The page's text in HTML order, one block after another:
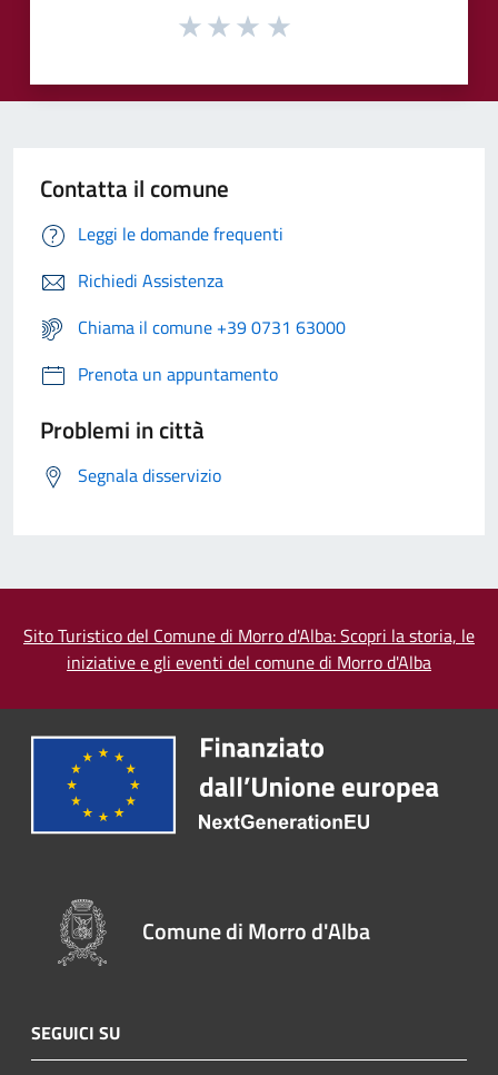
Contatta il comune
Leggi le domande frequenti
Richiedi Assistenza
Chiama il comune +39 0731 63000
Prenota un appuntamento
Problemi in città
Segnala disservizio
Sito Turistico del Comune di Morro d'Alba: Scopri la storia, le
iniziative e gli eventi del comune di Morro d'Alba
Comune di Morro d'Alba
SEGUICI SU